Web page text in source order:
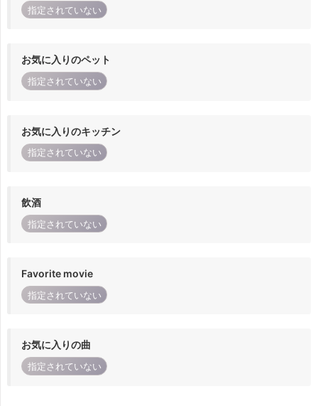
指定されていない
お気に入りのペット
指定されていない
お気に入りのキッチン
指定されていない
飲酒
指定されていない
Favorite movie
指定されていない
お気に入りの曲
指定されていない